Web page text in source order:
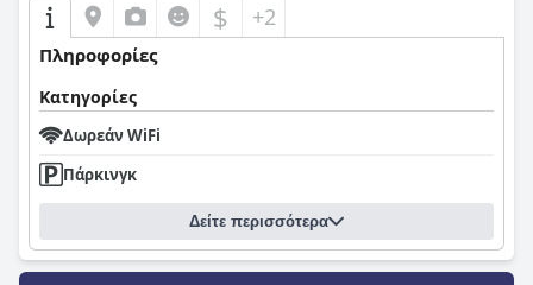
$ +2
Πληροφορίες
Κατηγορίες
Δωρεάν WiFi
Πάρκινγκ
Δείτε περισσότερα